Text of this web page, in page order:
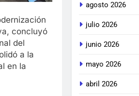
concluyó
del
a la
en la
agosto 2026
julio 2026
junio 2026
mayo 2026
abril 2026